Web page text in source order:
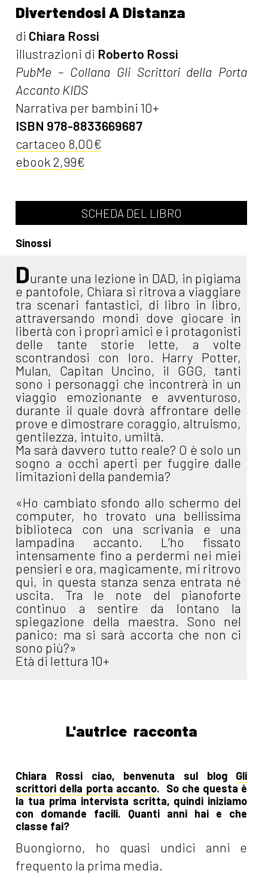
Divertendosi A Distanza
di Chiara Rossi
illustrazioni di Roberto Rossi
PubMe – Collana Gli Scrittori della Porta
Accanto KIDS
Narrativa per bambini 10+
ISBN 978-8833669687
cartaceo 8,00€
ebook 2,99€
SCHEDA DEL LIBRO
Sinossi
Durante una lezione in DAD, in pigiama
e pantofole, Chiara si ritrova a viaggiare
tra scenari fantastici, di libro in libro,
attraversando mondi dove giocare in
libertà con i propri amici e i protagonisti
delle tante storie lette, a volte
scontrandosi con loro. Harry Potter,
Mulan, Capitan Uncino, il GGG, tanti
sono i personaggi che incontrerà in un
viaggio emozionante e avventuroso,
durante il quale dovrà affrontare delle
prove e dimostrare coraggio, altruismo,
gentilezza, intuito, umiltà.
Ma sarà davvero tutto reale? O è solo un
sogno a occhi aperti per fuggire dalle
limitazioni della pandemia?
«Ho cambiato sfondo allo schermo del
computer, ho trovato una bellissima
biblioteca con una scrivania e una
lampadina accanto. L’ho fissato
intensamente fino a perdermi nei miei
pensieri e ora, magicamente, mi ritrovo
qui, in questa stanza senza entrata né
uscita. Tra le note del pianoforte
continuo a sentire da lontano la
spiegazione della maestra. Sono nel
panico: ma si sarà accorta che non ci
sono più?»
Età di lettura 10+
L'autrice racconta
Chiara Rossi ciao, benvenuta sul blog Gli
scrittori della porta accanto. So che questa è
la tua prima intervista scritta, quindi iniziamo
con domande facili. Quanti anni hai e che
classe fai?
Buongiorno, ho quasi undici anni e
frequento la prima media.